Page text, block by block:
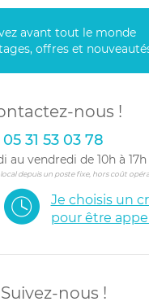
avant tout le monde
offres et
nous !
05 31 53 03 78
au vendredi de 10h à 17h
depuis un poste fixe, hors coût
Je choisis un
pour être
Suivez-nous !